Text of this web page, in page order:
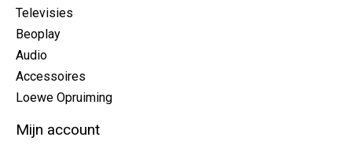
Televisies
Beoplay
Audio
Accessoires
Loewe Opruiming
Mijn account